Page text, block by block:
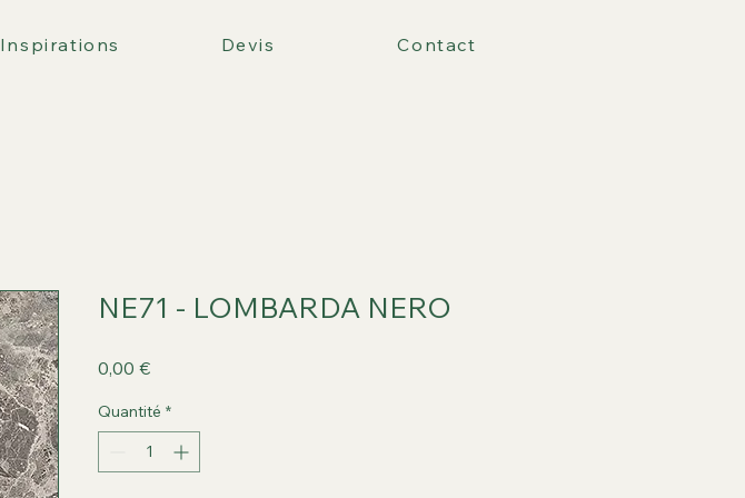
Devis
Inspirations Contact
NE71 - LOMBARDA NERO
0,00 €Prix
Quantité *